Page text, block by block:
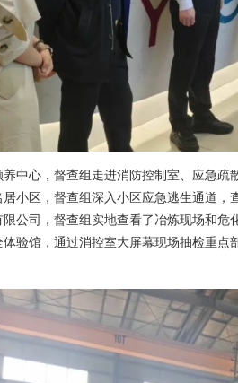
中心，督查组走进消防控制室、应急
小区，督查组深入小区应急逃生通道
公司，督查组实地查看了冶炼现场和
验馆，通过消控室大屏幕现场抽检重